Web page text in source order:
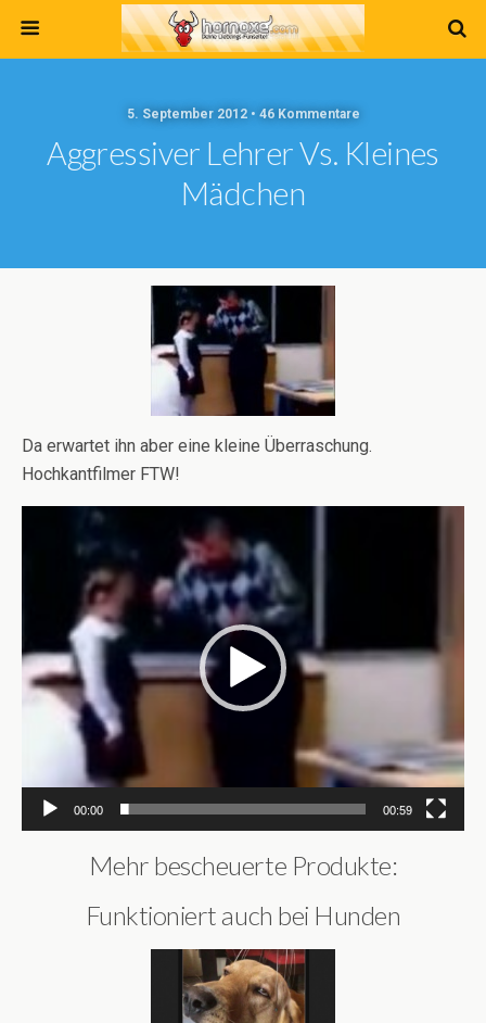
5. September 2012 • 46 Kommentare
Aggressiver Lehrer Vs. Kleines
Mädchen
Da erwartet ihn aber eine kleine Überraschung.
Hochkantfilmer FTW!
00:00 00:59
Mehr bescheuerte Produkte:
Funktioniert auch bei Hunden